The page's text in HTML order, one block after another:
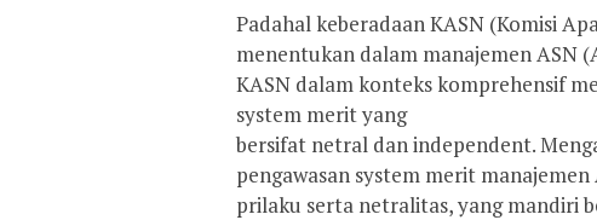
Padahal keberadaan KASN (Komisi
menentukan dalam manajemen ASN
KASN dalam konteks komprehensif
system merit yang
bersifat netral dan independent.
pengawasan system merit
prilaku serta netralitas, yang mandiri